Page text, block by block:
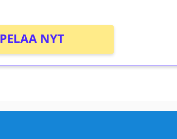
PELAA NYT